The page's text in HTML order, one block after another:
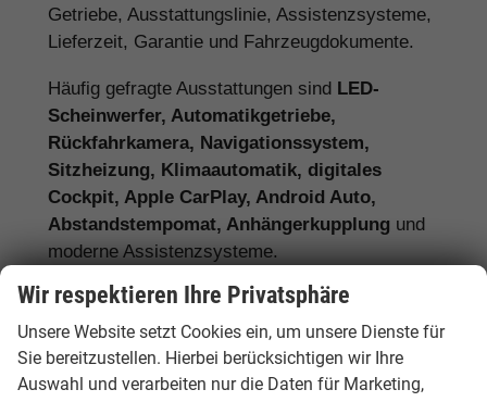
Getriebe, Ausstattungslinie, Assistenzsysteme,
Lieferzeit, Garantie und Fahrzeugdokumente.
Häufig gefragte Ausstattungen sind LED-
Scheinwerfer, Automatikgetriebe,
Rückfahrkamera, Navigationssystem,
Sitzheizung, Klimaautomatik, digitales
Cockpit, Apple CarPlay, Android Auto,
Abstandstempomat, Anhängerkupplung und
moderne Assistenzsysteme.
Tipp:Vergleichen Sie bei Ford EU-
Neuwagen nicht nur den Kaufpreis,
sondern auch Ausstattung, Lieferzeit,
Wir respektieren Ihre Privatsphäre
Unsere Website setzt Cookies ein, um unsere Dienste für
Sie bereitzustellen. Hierbei berücksichtigen wir Ihre
Auswahl und verarbeiten nur die Daten für Marketing,